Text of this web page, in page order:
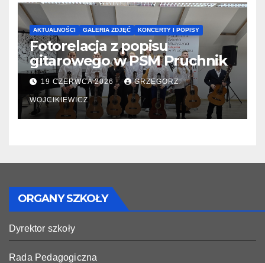
AKTUALNOŚCI GALERIA ZDJĘĆ KONCERTY I POPISY
Fotorelacja z popisu
gitarowego w PSM Pruchnik
19 CZERWCA 2026 GRZEGORZ
WOJCIKIEWICZ
ORGANY SZKOŁY
Dyrektor szkoły
Rada Pedagogiczna